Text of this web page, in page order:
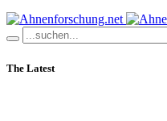
The Latest